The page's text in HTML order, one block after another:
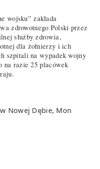
wojsku” zakłada
zdrowotnego Polski przez
służby zdrowia,
dla żołnierzy i ich
szpitali na wypadek wojny
na razie 25 placówek
Nowej Dębie, Mon